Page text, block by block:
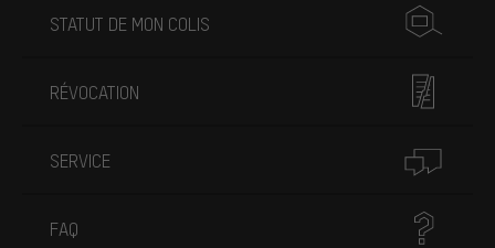
STATUT DE MON COLIS
RÉVOCATION
SERVICE
FAQ